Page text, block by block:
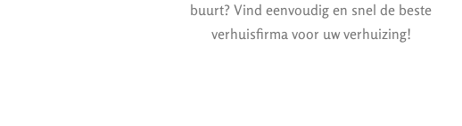
buurt? Vind eenvoudig en snel de beste
verhuisfirma voor uw verhuizing!